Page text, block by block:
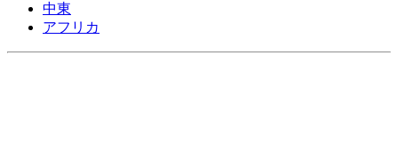
中東
アフリカ